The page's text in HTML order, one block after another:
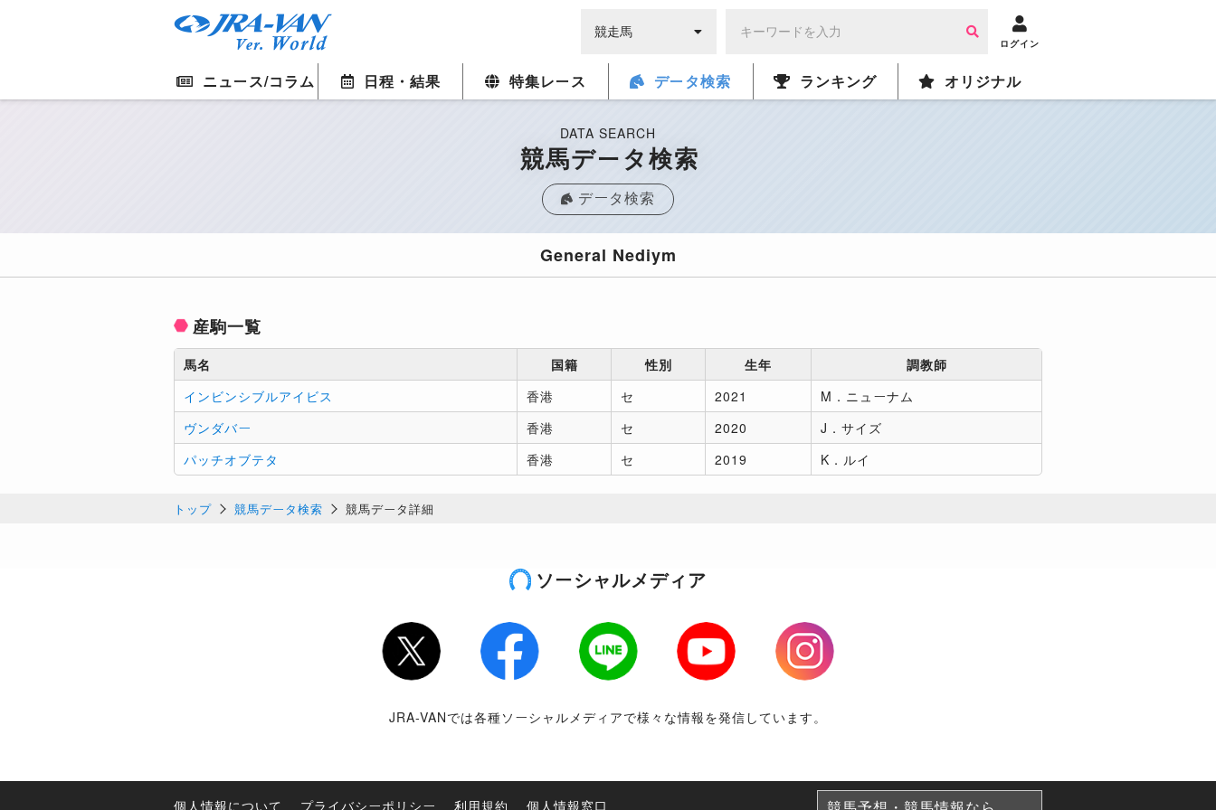
ログイン
ニュース/コラム 日程・結果 特集レース データ検索 ランキング オリジナル
DATA SEARCH
競馬データ検索
データ検索
General Nediym
産駒一覧
馬名 国籍 性別 生年
調教師
インビンシブルアイビス
香港 セ 2021
M．ニューナム
ヴンダバー
香港 セ 2020
J．サイズ
パッチオブテタ
香港 セ 2019 K．ルイ
トップ 競馬データ検索 競馬データ詳細
ソーシャルメディア
Twitter LINE Youtube
Instagram
JRA-VANでは各種ソーシャルメディアで様々な情報を発信しています。
個人情報について プライバシーポリシー 利用規約 個人情報窓口